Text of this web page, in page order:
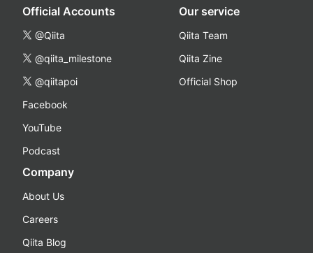
Official Accounts
@Qiita
@qiita_milestone
@qiitapoi
Facebook
YouTube
Podcast
Our service
Qiita Team
Qiita Zine
Official Shop
Company
About Us
Careers
Qiita Blog